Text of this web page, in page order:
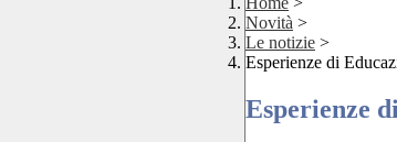
Novità >
Le notizie >
Esperienze di
Esperienze